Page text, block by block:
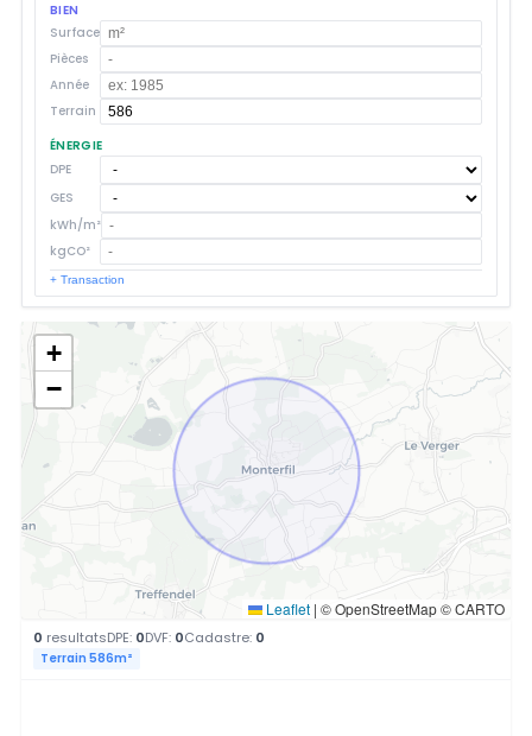
BIEN
Surface
Pièces
Année
Terrain
ÉNERGIE
DPE
GES
kWh/m²
kgCO²
+ Transaction
0 resultatsDPE: 0DVF: 0Cadastre: 0
Terrain 586m²
+
−
Leaflet | © OpenStreetMap © CARTO